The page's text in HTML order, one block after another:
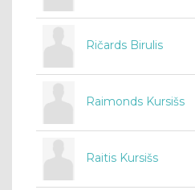
Ričards Birulis
Raimonds Kursišs
Raitis Kursišs